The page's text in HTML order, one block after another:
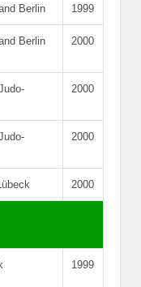
Berlin 1999
Berlin 2000
2000
2000
2000
1999